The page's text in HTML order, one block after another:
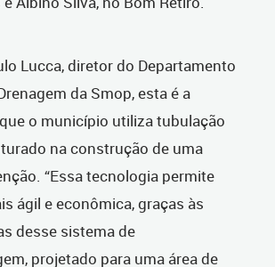
Lucca, diretor do Departamento
da Smop, esta é a
o município utiliza tubulação
na construção de uma
“Essa tecnologia permite
ágil e econômica, graças às
desse sistema de
projetado para uma área de